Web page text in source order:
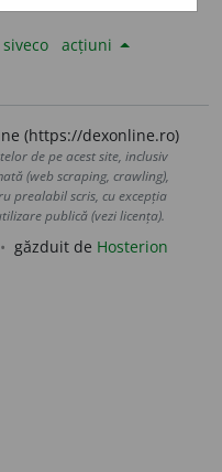
siveco acțiuni
(https://dexonline.ro)
de pe acest site, inclusiv
(web scraping, crawling),
prealabil scris, cu excepția
publică (vezi licența).
găzduit de Hosterion